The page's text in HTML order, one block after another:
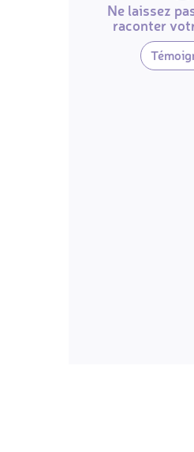
Ne laissez
raconter